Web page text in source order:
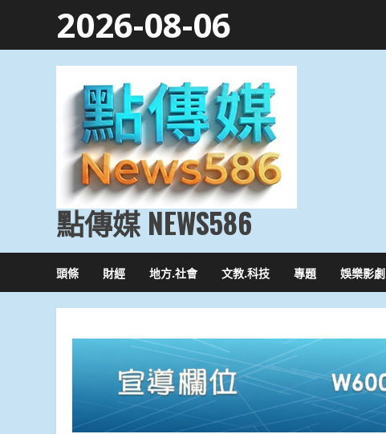
2026-08-06
點傳媒 NEWS586
頭條 財經 地方.社會 文教.科技 專題 娛樂影劇